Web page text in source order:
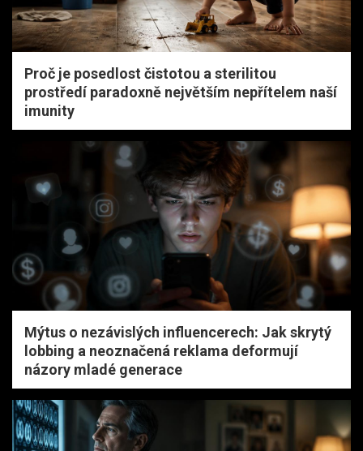
Proč je posedlost čistotou a sterilitou
prostředí paradoxně největším nepřítelem naší
imunity
Mýtus o nezávislých influencerech: Jak skrytý
lobbing a neoznačená reklama deformují
názory mladé generace